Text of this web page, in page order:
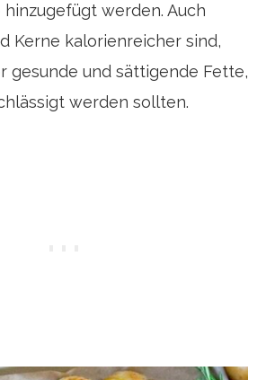
werden. Auch
Kerne kalorienreicher sind,
gesunde und sättigende Fette,
werden sollten.